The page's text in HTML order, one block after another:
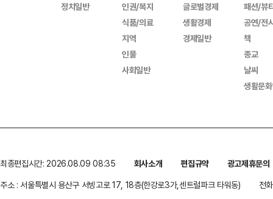
정치일반
인권/복지
식품/의료
지역
인물
사회일반
글로벌경제
생활경제
경제일반
패션/뷰
공연/전
책
종교
날씨
생활문
최종편집시간: 2026.08.09 08:35 회사소개 편집규약
광고제휴문의
주소 : 서울특별시 용산구 서빙고로 17, 18층(한강로3가,센트럴파크 타워동)
전